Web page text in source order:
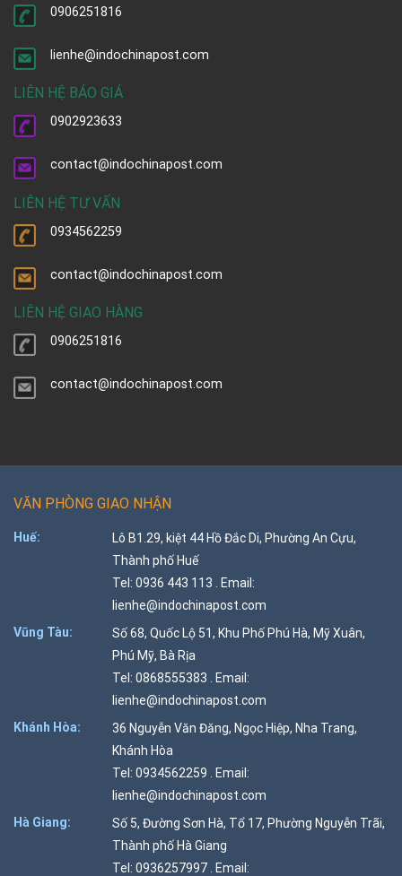
0906251816
lienhe@indochinapost.com
LIÊN HỆ BÁO GIÁ
0902923633
contact@indochinapost.com
LIÊN HỆ TƯ VẤN
0934562259
contact@indochinapost.com
LIÊN HỆ GIAO HÀNG
0906251816
contact@indochinapost.com
VĂN PHÒNG GIAO NHẬN
Huế:
Lô B1.29, kiệt 44 Hồ Đắc Di, Phường An Cựu,
Thành phố Huế
Tel: 0936 443 113 . Email:
lienhe@indochinapost.com
Vũng Tàu:
Số 68, Quốc Lộ 51, Khu Phố Phú Hà, Mỹ Xuân,
Phú Mỹ, Bà Rịa
Tel: 0868555383 . Email:
lienhe@indochinapost.com
Khánh Hòa:
36 Nguyễn Văn Đăng, Ngọc Hiệp, Nha Trang,
Khánh Hòa
Tel: 0934562259 . Email:
lienhe@indochinapost.com
Hà Giang:
Số 5, Đường Sơn Hà, Tổ 17, Phường Nguyễn Trãi,
Thành phố Hà Giang
Tel: 0936257997 . Email: